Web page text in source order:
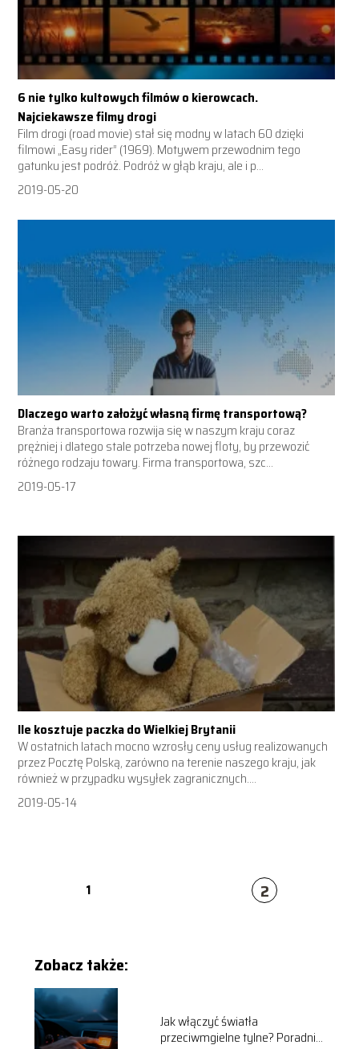
6 nie tylko kultowych filmów o kierowcach.
Najciekawsze filmy drogi
Film drogi (road movie) stał się modny w latach 60 dzięki
filmowi „Easy rider” (1969). Motywem przewodnim tego
gatunku jest podróż. Podróż w głąb kraju, ale i p...
2019-05-20
Dlaczego warto założyć własną firmę transportową?
Branża transportowa rozwija się w naszym kraju coraz
prężniej i dlatego stale potrzeba nowej floty, by przewozić
różnego rodzaju towary. Firma transportowa, szc...
2019-05-17
Ile kosztuje paczka do Wielkiej Brytanii
W ostatnich latach mocno wzrosły ceny usług realizowanych
przez Pocztę Polską, zarówno na terenie naszego kraju, jak
również w przypadku wysyłek zagranicznych....
2019-05-14
1 2
Zobacz także:
Jak włączyć światła
przeciwmgielne tylne? Poradnik